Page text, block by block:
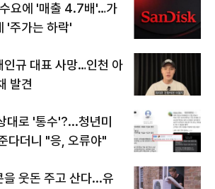
요에 '매출 4.7배'…가
'주가는 하락'
인규 대표 사망…인천 아
발견
대로 '통수'?...청년미
다더니 "응, 오류야"
을 웃돈 주고 산다...유